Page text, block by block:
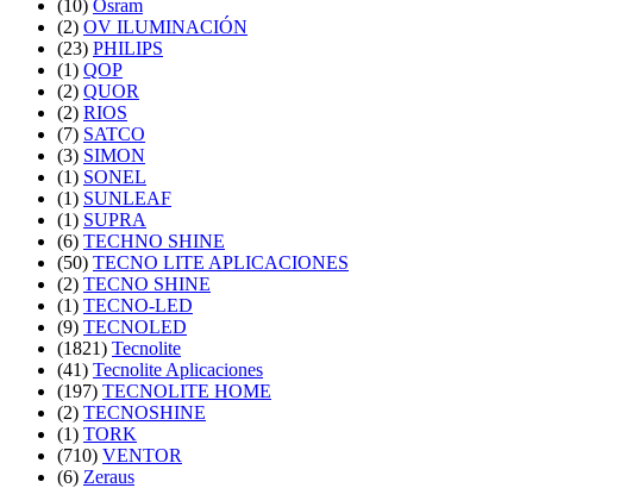
(10) Osram
(2) OV ILUMINACIÓN
(23) PHILIPS
(1) QOP
(2) QUOR
(2) RIOS
(7) SATCO
(3) SIMON
(1) SONEL
(1) SUNLEAF
(1) SUPRA
(6) TECHNO SHINE
(50) TECNO LITE APLICACIONES
(2) TECNO SHINE
(1) TECNO-LED
(9) TECNOLED
(1821) Tecnolite
(41) Tecnolite Aplicaciones
(197) TECNOLITE HOME
(2) TECNOSHINE
(1) TORK
(710) VENTOR
(6) Zeraus